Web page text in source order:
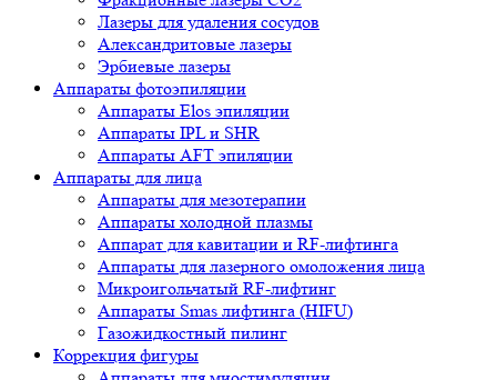
Лазеры для удаления сосудов
Александритовые лазеры
Эрбиевые лазеры
Аппараты фотоэпиляции
Аппараты Elos эпиляции
Аппараты IPL и SHR
Аппараты AFT эпиляции
Аппараты для лица
Аппараты для мезотерапии
Аппараты холодной плазмы
Аппарат для кавитации и RF-лифтинга
Аппараты для лазерного омоложения лица
Микроигольчатый RF-лифтинг
Аппараты Smas лифтинга (HIFU)
Газожидкостный пилинг
Коррекция фигуры